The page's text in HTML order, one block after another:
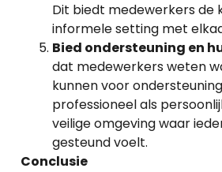
Dit biedt medewerkers de
informele setting met
Bied ondersteuning en
dat medewerkers weten
kunnen voor
professioneel als
veilige omgeving waar
gesteund voelt.
Conclusie